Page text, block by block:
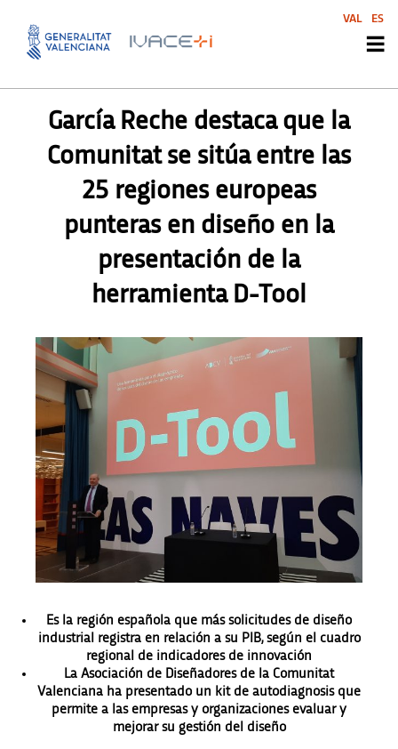
PRENSA ,SIN CATEGORIZAR
García Reche destaca que la
Comunitat se sitúa entre las
25 regiones europeas
punteras en diseño en la
presentación de la
herramienta D-Tool
Es la región española que más solicitudes de diseño
industrial registra en relación a su PIB, según el cuadro
regional de indicadores de innovación
La Asociación de Diseñadores de la Comunitat
Valenciana ha presentado un kit de autodiagnosis que
permite a las empresas y organizaciones evaluar y
mejorar su gestión del diseño
VAL ES